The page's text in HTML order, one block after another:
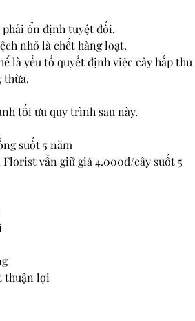
phải ổn định tuyệt đối.
nhỏ là chết hàng loạt.
là yếu tố quyết định việc cây hấp thu
thừa.
tối ưu quy trình sau này.
suốt 5 năm
vẫn giữ giá 4.000đ/cây suốt 5
thuận lợi